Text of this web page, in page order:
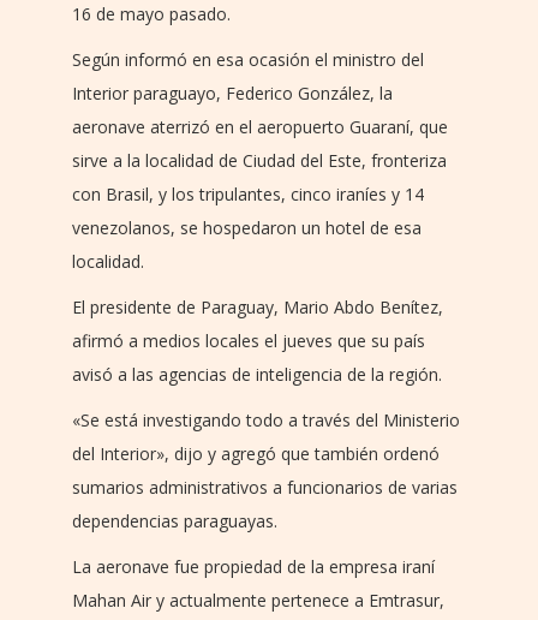
16 de mayo pasado.
Según informó en esa ocasión el ministro del
Interior paraguayo, Federico González, la
aeronave aterrizó en el aeropuerto Guaraní, que
sirve a la localidad de Ciudad del Este, fronteriza
con Brasil, y los tripulantes, cinco iraníes y 14
venezolanos, se hospedaron un hotel de esa
localidad.
El presidente de Paraguay, Mario Abdo Benítez,
afirmó a medios locales el jueves que su país
avisó a las agencias de inteligencia de la región.
«Se está investigando todo a través del Ministerio
del Interior», dijo y agregó que también ordenó
sumarios administrativos a funcionarios de varias
dependencias paraguayas.
La aeronave fue propiedad de la empresa iraní
Mahan Air y actualmente pertenece a Emtrasur,